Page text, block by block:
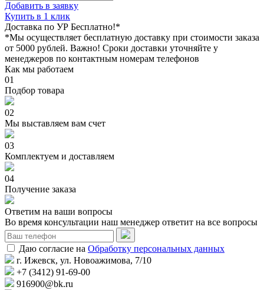
Добавить в заявку
Купить в 1 клик
Доставка по УР Бесплатно!*
*Мы осуществляет бесплатную доставку при стоимости заказа
от 5000 рублей. Важно! Сроки доставки уточняйте у
менеджеров по контактным номерам телефонов
Как мы работаем
01
Подбор товара
02
Мы выставляем вам счет
03
Комплектуем и доставляем
04
Получение заказа
Ответим на ваши вопросы
Во время консультации наш менеджер ответит на все вопросы
Даю согласие на Обработку персональных данных
г. Ижевск, ул. Новоажимова, 7/10
+7 (3412) 91-69-00
916900@bk.ru